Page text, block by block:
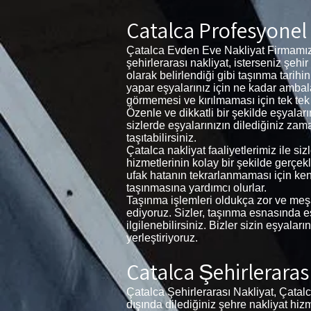
Çatalca
Çatalca Evden Eve Nakliyat
şehirlerarası nakliyat, isterseniz
olarak belirlendiği gibi taşınma
yapar eşyalarınız için ne kadar
görmemesi ve kırılmaması için tek
Özenle ve dikkatli bir şekilde
sizlerde eşyalarınızın dilediğiniz
taşıtabilirsiniz.
Çatalca nakliyat faaliyetlerimiz ile
hizmetlerinin kolay bir şekilde
ufak hatanın tekrarlanmaması için
taşınmasına yardımcı olurlar.
Taşınma işlemleri oldukça zor ve
ediyoruz. Sizler, taşınma esnasında
ilgilenebilirsiniz. Bizler sizin
yerleştiriyoruz.
Çatalca
Çatalca Şehirlerarası Nakliyat,
dışında dilediğiniz şehre nakliyat